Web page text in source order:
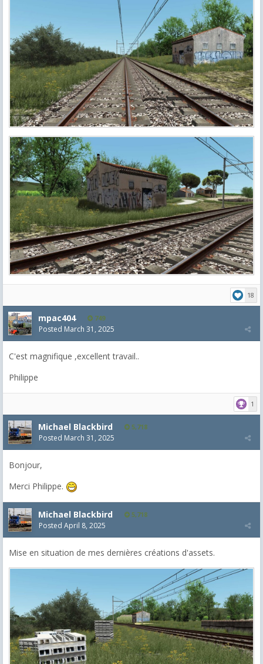
18
mpac404 749
Posted March 31, 2025
C'est magnifique ,excellent travail..
Philippe
1
Michael Blackbird 5,718
Posted March 31, 2025
Bonjour,
Merci Philippe.
Michael Blackbird 5,718
Posted April 8, 2025
Mise en situation de mes dernières créations d'assets.